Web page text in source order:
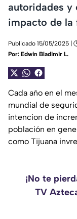
autoridades y
impacto de la
Publicado 15/05/2025 |
Por: Edwin Bladimir L.
Cada año en el
mundial de
intencion de
población en
como Tijuana
¡No te
TV